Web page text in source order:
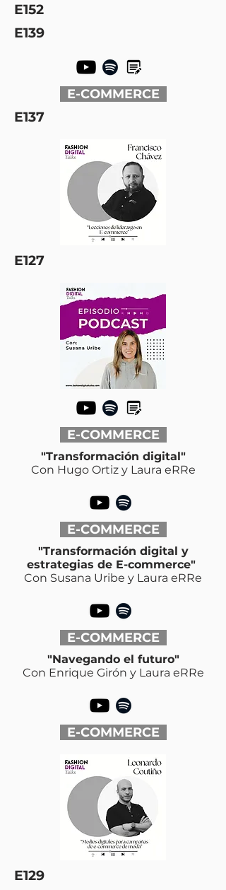
E152
E139
E-COMMERCE
E137
E127
E-COMMERCE
"Transformación digital"
Con Hugo Ortiz y Laura eRRe
E-COMMERCE
"Transformación digital y
estrategias de E-commerce"
Con Susana Uribe y Laura eRRe
E-COMMERCE
"Navegando el futuro"
Con Enrique Girón y Laura eRRe
E-COMMERCE
E129